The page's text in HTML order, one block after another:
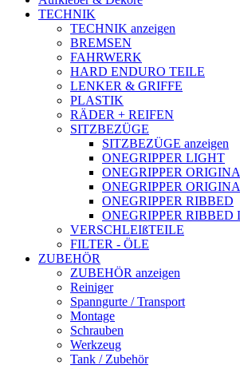
TECHNIK
TECHNIK anzeigen
BREMSEN
FAHRWERK
HARD ENDURO TEILE
LENKER & GRIFFE
PLASTIK
RÄDER + REIFEN
SITZBEZÜGE
SITZBEZÜGE anzeigen
ONEGRIPPER LIGHT
ONEGRIPPER
ONEGRIPPER
ONEGRIPPER RIBBED
ONEGRIPPER RIBBED
VERSCHLEIßTEILE
FILTER - ÖLE
ZUBEHÖR
ZUBEHÖR anzeigen
Reiniger
Spanngurte / Transport
Montage
Schrauben
Werkzeug
Tank / Zubehör